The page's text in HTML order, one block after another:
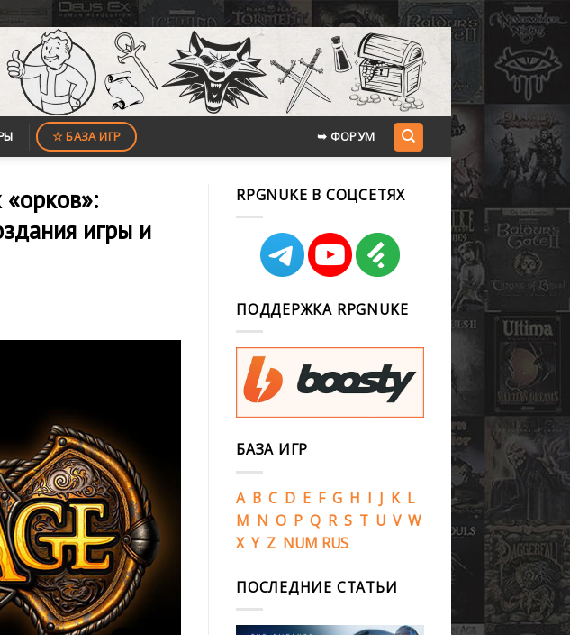
☆ БАЗА ИГР ➥ ФОРУМ
«орков»:
игры и
RPGNUKE В СОЦСЕТЯХ
ПОДДЕРЖКА RPGNUKE
БАЗА ИГР
A B C D E F G H I J K L
M N O P Q R S T U V W
X Y Z NUM RUS
ПОСЛЕДНИЕ СТАТЬИ